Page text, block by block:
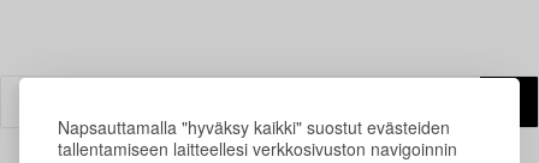
Napsauttamalla "hyväksy kaikki" suostut evästeiden
tallentamiseen laitteellesi verkkosivuston navigoinnin